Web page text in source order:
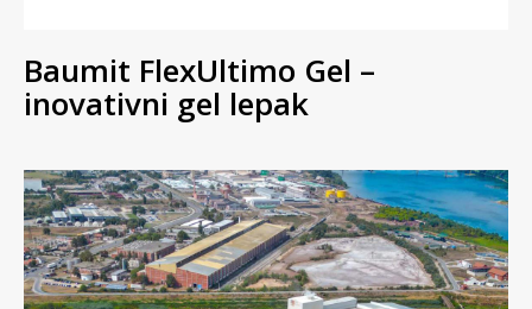
Baumit FlexUltimo Gel –
inovativni gel lepak